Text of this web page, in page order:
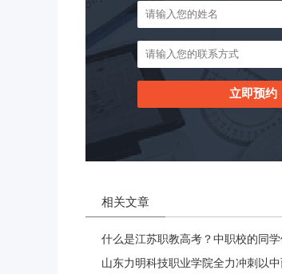
相关文章
什么是江苏职教高考？中职校的同
山东力明科技职业学院全力冲刺以